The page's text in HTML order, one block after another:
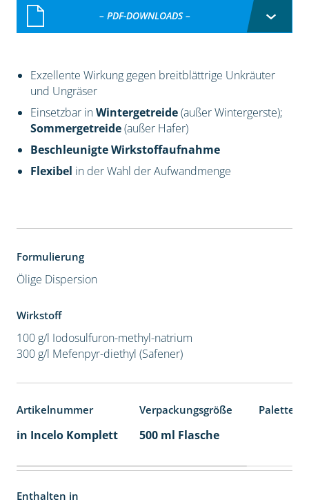
– PDF-DOWNLOADS –
Exzellente Wirkung gegen breitblättrige Unkräuter
und Ungräser
Einsetzbar inWintergetreide(außer Wintergerste);
Sommergetreide(außer Hafer)
Beschleunigte Wirkstoffaufnahme
Flexibel in der Wahl der Aufwandmenge
Formulierung
Ölige Dispersion
Wirkstoff
100 g/l Iodosulfuron-methyl-natrium
300 g/l Mefenpyr-diethyl (Safener)
Artikelnummer Verpackungsgröße
in Incelo Komplett 500 ml Flasche
Enthalten in